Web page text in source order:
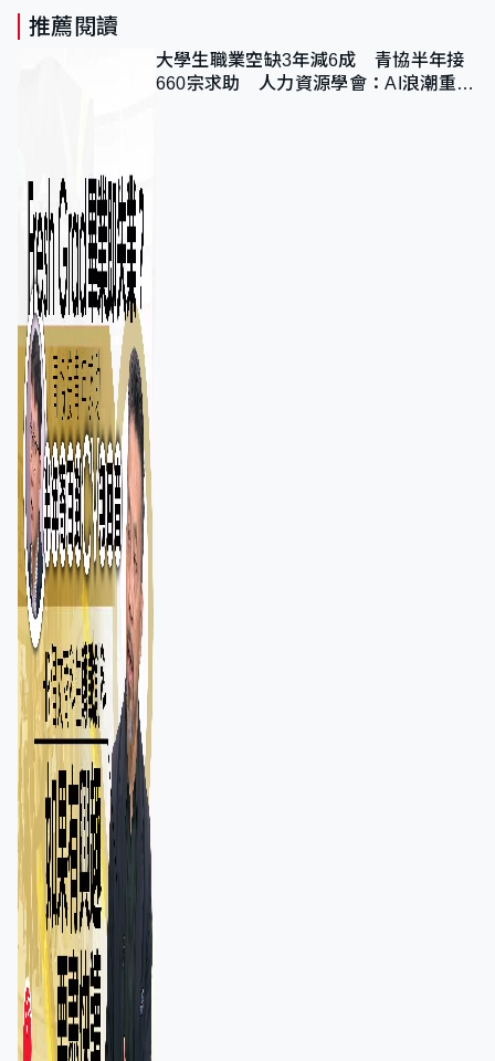
推薦閱讀
大學生職業空缺3年減6成 青協半年接
660宗求助 人力資源學會：AI浪潮重整